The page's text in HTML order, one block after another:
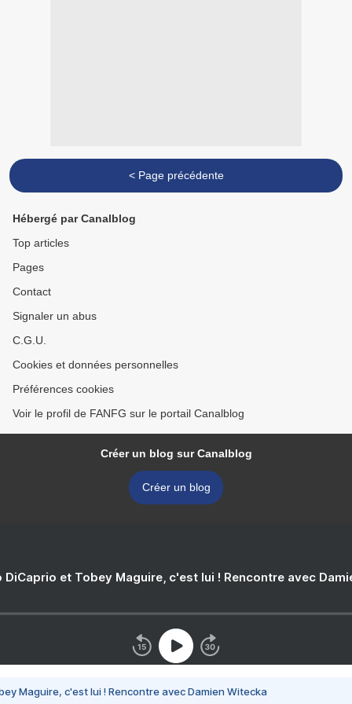
< Page précédente
Hébergé par Canalblog
Top articles
Pages
Contact
Signaler un abus
C.G.U.
Cookies et données personnelles
Préférences cookies
Voir le profil de FANFG sur le portail Canalblog
Créer un blog sur Canalblog
Créer un blog
DiCaprio et Tobey Maguire, c'est lui ! Rencontre avec
Maguire, c'est lui ! Rencontre avec Damien Witecka